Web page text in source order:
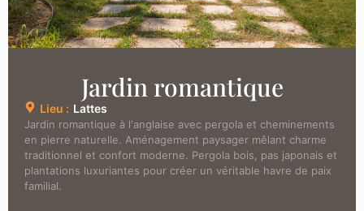
Jardin romantique
Lieu : Lattes
Jardin romantique à l'anglaise avec pergola et cheminements
en pierre naturelle. Aménagement paysager mêlant charme
traditionnel et confort moderne. Pergola bois, pas japonais et
plantations luxuriantes pour créer un véritable havre de paix
familial.